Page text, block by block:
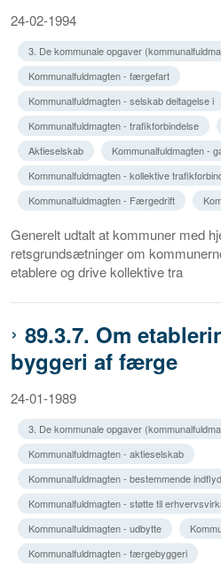
24-02-1994
3. De kommunale opgaver
Kommunalfuldmagten - færgefart
Kommunalfuldmagten - selskab deltagelse i
Kommunalfuldmagten - trafikforbindelse
Aktieselskab
Kommunalfuldmagten -
Kommunalfuldmagten - kollektive
Kommunalfuldmagten - Færgedrift
Generelt udtalt at kommuner med
retsgrundsætninger om
etablere og drive kollektive tra
89.3.7. Om
byggeri af færge
24-01-1989
3. De kommunale opgaver
Kommunalfuldmagten - aktieselskab
Kommunalfuldmagten - bestemmende
Kommunalfuldmagten - støtte til
Kommunalfuldmagten - udbytte
Kommunalfuldmagten - færgebyggeri